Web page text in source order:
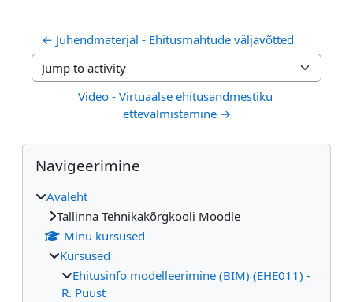
← Juhendmaterjal - Ehitusmahtude väljavõtted
Jump to activity
Video - Virtuaalse ehitusandmestiku
ettevalmistamine →
Plokid
Jäta vahele Navigeerimine
Navigeerimine
Avaleht
Tallinna Tehnikakõrgkooli Moodle
Minu kursused
Kursused
Ehitusinfo modelleerimine (BIM) (EHE011) -
R. Puust